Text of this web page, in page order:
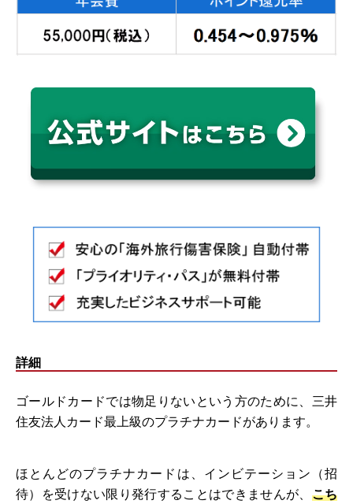
詳細
ゴールドカードでは物足りないという方のために、三井
住友法人カード最上級のプラチナカードがあります。
ほとんどのプラチナカードは、インビテーション（招
待）を受けない限り発行することはできませんが、 こち